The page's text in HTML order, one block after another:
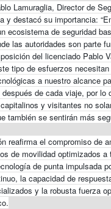
Lamuraglia, Director de
y destacó su importancia:
ecosistema de seguridad
las autoridades son parte
del licenciado Pablo
tipo de esfuerzos
a nuestro alcance
de cada viaje, por lo
y visitantes no
también se sentirán más
reafirma el compromiso de
de movilidad optimizados
de punta impulsada
la capacidad de
y la robusta fuerza